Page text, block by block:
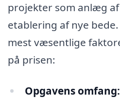
projekter som anlæg
etablering af nye
mest væsentlige
på prisen:
Opgavens omfang: